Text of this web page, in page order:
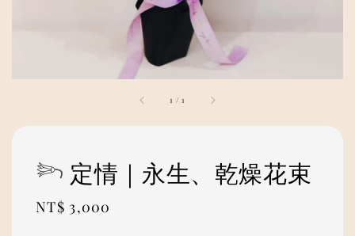
1 /1
𓆸 定情｜永生、乾燥花束
Regular
NT$ 3,000